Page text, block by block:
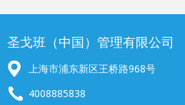
圣戈班（中国）管理有限公司
上海市浦东新区王桥路968号
4008885838